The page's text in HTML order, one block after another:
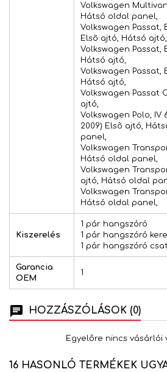
Volkswagen
Hátsó oldal panel,
Volkswagen Passat,
Elsõ ajtó, Hátsó ajtó,
Volkswagen Passat,
Hátsó ajtó,
Volkswagen Passat,
Hátsó ajtó,
Volkswagen Passat
ajtó,
Volkswagen Polo, IV
2009) Elsõ ajtó,
panel,
Volkswagen
Hátsó oldal panel,
Volkswagen
ajtó, Hátsó oldal
Volkswagen
Hátsó oldal panel,
Kiszerelés
1 pár hangszóró
1 pár hangszóró
1 pár hangszóró
Garancia
OEM
1
HOZZÁSZÓLÁSOK (0)
Egyelőre nincs vásárlói
16 HASONLÓ TERMÉKEK